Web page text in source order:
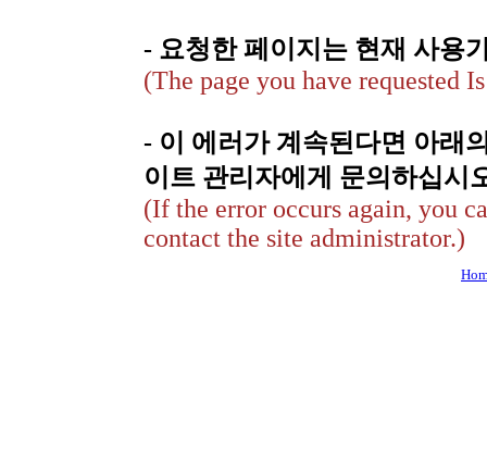
- 요청한 페이지는 현재 사용
(The page you have requested
- 이 에러가 계속된다면 아래
이트 관리자에게 문의하십시
(If the error occurs again, you
contact the site administrator.)